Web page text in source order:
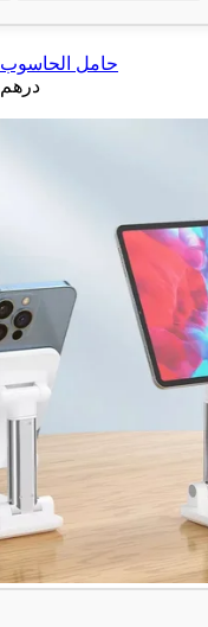
Laptop stand حامل الحاسوب
99 درهم